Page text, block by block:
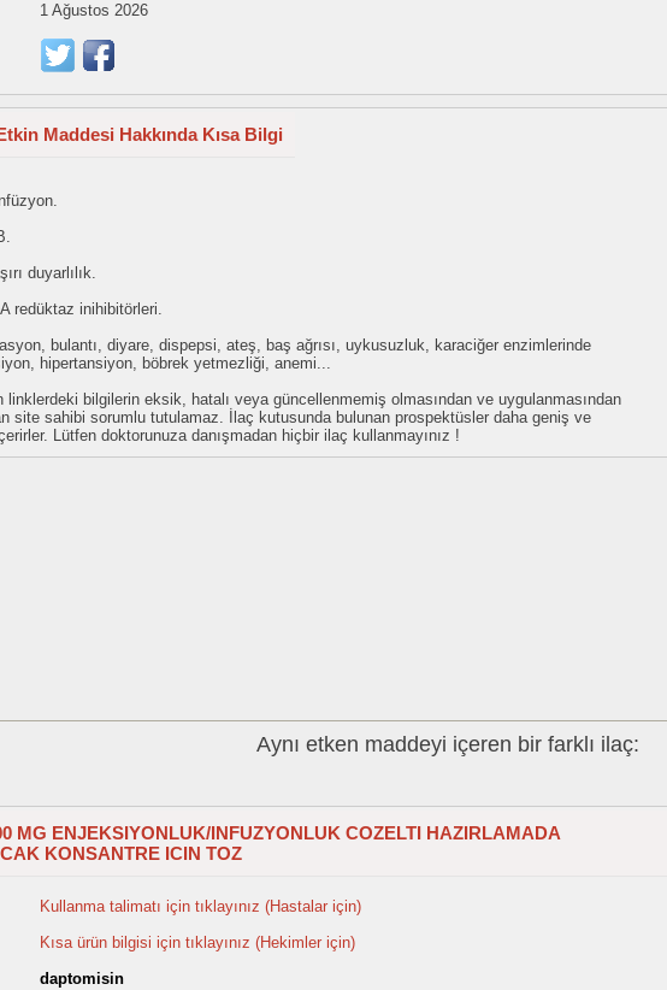
1 Ağustos 2026
Maddesi Hakkında Kısa Bilgi
duyarlılık.
redüktaz inihibitörleri.
bulantı, diyare, dispepsi, ateş, baş ağrısı, uykusuzluk, karaciğer enzimlerinde
hipertansiyon, böbrek yetmezliği, anemi...
linklerdeki bilgilerin eksik, hatalı veya güncellenmemiş olmasından ve uygulanmasından
site sahibi sorumlu tutulamaz. İlaç kutusunda bulunan prospektüsler daha geniş ve
Lütfen doktorunuza danışmadan hiçbir ilaç kullanmayınız !
Aynı etken maddeyi içeren bir farklı ilaç:
MG ENJEKSIYONLUK/INFUZYONLUK COZELTI HAZIRLAMADA
KONSANTRE ICIN TOZ
Kullanma talimatı için tıklayınız (Hastalar için)
Kısa ürün bilgisi için tıklayınız (Hekimler için)
daptomisin